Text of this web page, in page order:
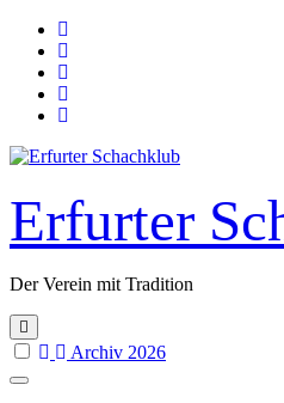
Skip
content
Erfurter
Der Verein mit Tradition
Archiv 2026